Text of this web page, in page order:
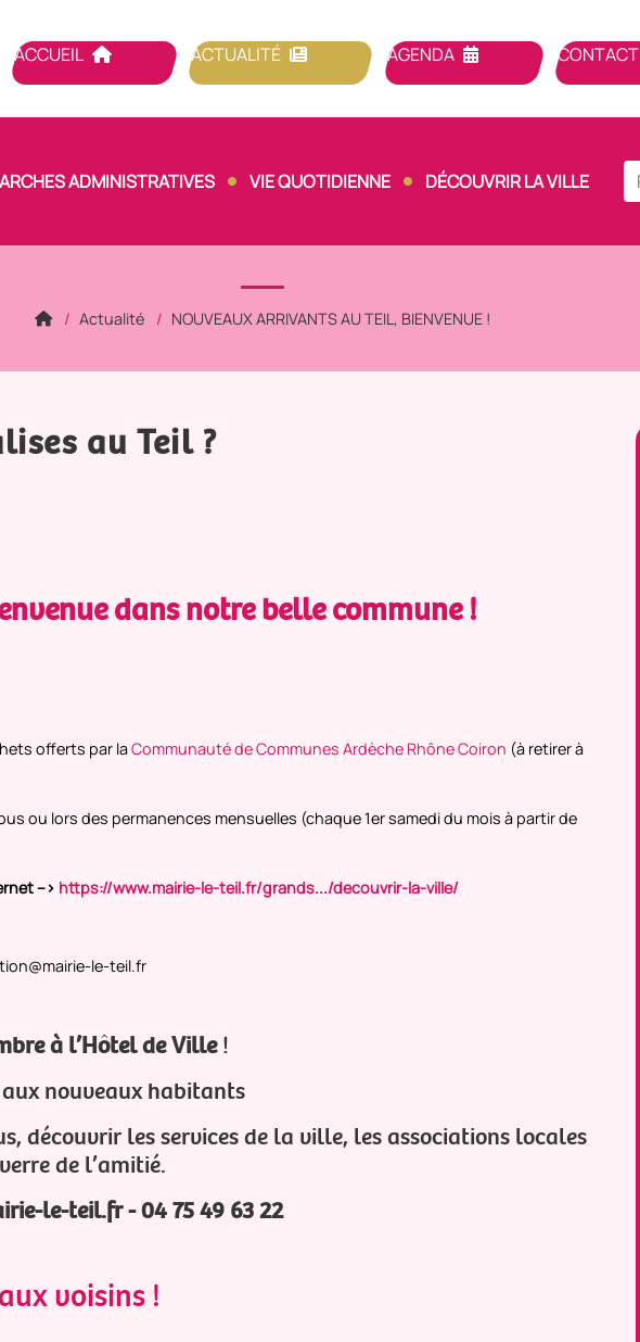
ACCUEIL ACTUALITÉ AGENDA CONTACT
ADMINISTRATIVES VIE QUOTIDIENNE DÉCOUVRIR LA VILLE
Actualité NOUVEAUX ARRIVANTS AU TEIL, BIENVENUE !
au Teil ?
dans notre belle commune !
offerts par laCommunauté de Communes Ardèche Rhône Coiron (à retirer à
ou lors des permanences mensuelles (chaque 1er samedi du mois à partir de
--> https://www.mairie-le-teil.fr/grands.../decouvrir-la-ville/
le-teil.fr
à l’Hôtel de Ville!
nouveaux habitants
découvrir les services de la ville, les associations locales
de l’amitié.
le-teil.fr - 04 75 49 63 22
voisins !